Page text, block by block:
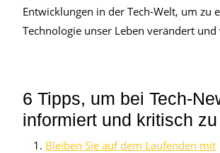
Entwicklungen in der Tech-Welt, um zu
Technologie unser Leben verändert und
6 Tipps, um bei Tech-
informiert und kritisch
Bleiben Sie auf dem Laufenden mit